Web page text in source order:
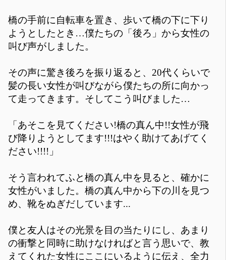
橋の手前に自転車を置き、歩いて橋の下に下り
ようとしたとき…僕たちの「後ろ」から女性の
叫び声がしました。
その声に驚き後ろを振り返ると、20代くらいで
髪の長い女性が叫びながら僕たちの所に向かっ
て走ってきます。そしてこう叫びました…
「あそこを見てください!橋の真ん中!!女性が飛
び降りようとしてます!!!はやく助けてあげてく
ださい!!!!」
そう言われてふと橋の真ん中を見ると、確かに
女性がいました。橋の真ん中から下の川を見つ
め、靴をぬぎだしています...
僕と友人はその光景を目の当たりにし、あまり
の衝撃と同時に助けなければと言う思いで、教
えてくれた女性にここにいるように伝え、全力